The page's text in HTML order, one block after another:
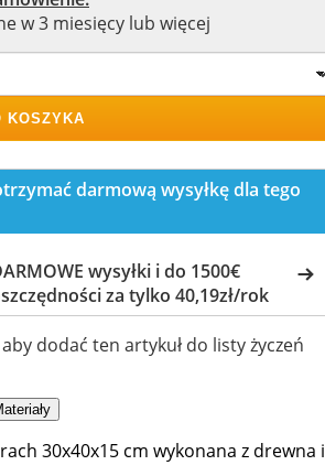
w 3 miesięcy lub więcej
KOSZYKA
darmową wysyłkę dla tego
wysyłki i do 1500€
za tylko 40,19zł/rok
dodać ten artykuł do listy życzeń
30x40x15 cm wykonana z drewna i